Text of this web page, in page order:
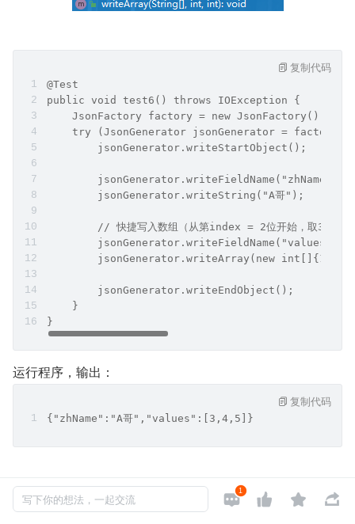
理论上 JSON 数组里的每个元素可以是不同类型，但
原则上 请确保是同一类型哦
对于 JSON 数组类型，很多时候里面装载的是数字或者普
通字符串类型，因此
供了专用方法（可以调用该方法来一次性便捷的写入单个数
组）：
@Test
public void test6() throws IOException {
    JsonFactory factory = new JsonFactory();
try (JsonGenerator jsonGenerator =
        // 快捷写入数组（从第index = 2位开始，取3个）
复制代码
写下你的想法，一起交流 
1   